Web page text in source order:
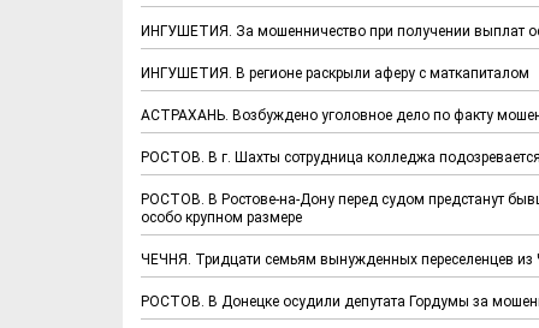
ИНГУШЕТИЯ. За мошенничество при получении выплат
ИНГУШЕТИЯ. В регионе раскрыли аферу с маткапиталом
АСТРАХАНЬ. Возбуждено уголовное дело по факту
РОСТОВ. В г. Шахты сотрудница колледжа
РОСТОВ. В Ростове-на-Дону перед судом предстанут
особо крупном размере
ЧЕЧНЯ. Тридцати семьям вынужденных переселенцев из
РОСТОВ. В Донецке осудили депутата Гордумы за
для Зелимхана (Отр.
из романа «1овда»)